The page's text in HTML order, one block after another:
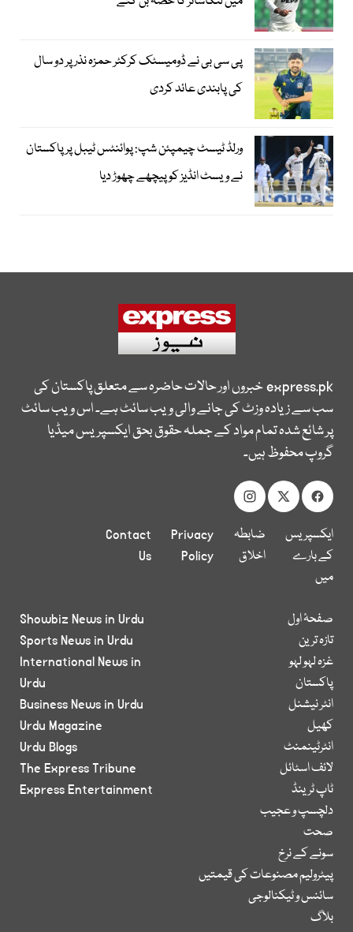
پی سی بی نے ڈومیسٹک کرکٹر حمزہ نذر پر دو سال
کی پابندی عائد کردی
ورلڈ ٹیسٹ چیمپئن شپ: پوائنٹس ٹیبل پر پاکستان
نے ویسٹ انڈیز کو پیچھے چھوڑ دیا
express.pkخبروں اور حالات حاضرہ سے متعلق پاکستان کی
سب سے زیادہ وزٹ کی جانے والی ویب سائٹ ہے۔ اس ویب سائٹ
پر شائع شدہ تمام مواد کے جملہ حقوق بحق ایکسپریس میڈیا
گروپ محفوظ ہیں۔
ایکسپریس
کے بارے
میں
ضابطہ
اخلاق
Privacy
Policy
Contact
Us
صفحۂ اول
تازہ ترین
غزہ لہو لہو
پاکستان
انٹر نیشنل
کھیل
انٹرٹینمنٹ
لائف اسٹائل
ٹاپ ٹرینڈ
دلچسپ و عجیب
صحت
سونے کے نرخ
پیٹرولیم مصنوعات کی قیمتیں
سائنس و ٹیکنالوجی
بلاگ
Showbiz News in Urdu
Sports News in Urdu
International News in
Urdu
Business News in Urdu
Urdu Magazine
Urdu Blogs
The Express Tribune
Express Entertainment